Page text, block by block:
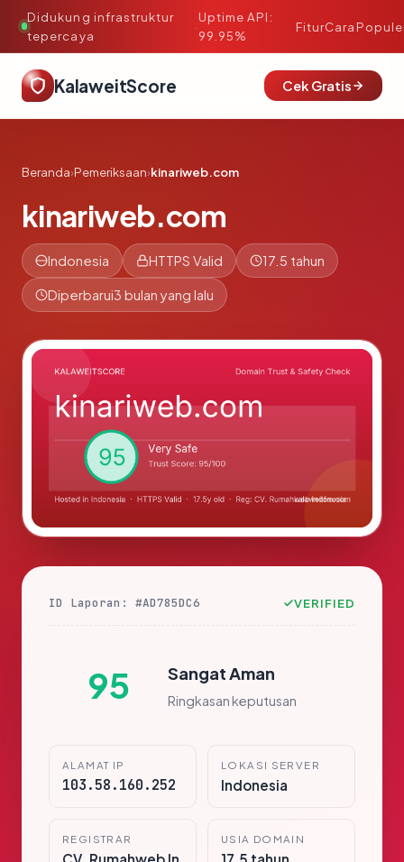
Didukung infrastruktur
tepercaya
·
Uptime API:
99.95%
FiturCara
KalaweitScore Cek Gratis
Beranda›Pemeriksaan›kinariweb.com
kinariweb.com
Indonesia HTTPS Valid 17.5 tahun
Diperbarui3 bulan yang lalu
ID Laporan: #AD785DC6 VERIFIED
95 Sangat Aman
Ringkasan keputusan
ALAMAT IP
103.58.160.252
LOKASI SERVER
Indonesia
REGISTRAR USIA DOMAIN